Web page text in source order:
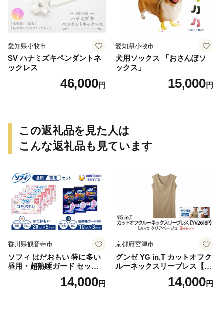
愛知県小牧市
SV ハナミズキペンダントネ
ックレス
46,000円
愛知県小牧市
犬用ソックス 「おさんぽソ
ックス」
15,000円
この返礼品を見た人は
こんな返礼品も見ています
香川県観音寺市
ソフィ はだおもい 特に多い
昼用・超熟睡ガード セット
羽付き ナプキン 生理用品 サ
ニタリー ユニ・チャーム
14,000円
京都府宮津市
グンゼ YG in.T カットオフク
ルーネックスリーブレス【Y
V2618P】Lサイズ クリアベ
ージュ3枚セット [№5716-04
14,000円